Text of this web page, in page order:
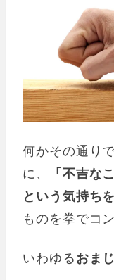
何かその通り
に、
「不吉な
という気持ち
ものを拳でコ
いわゆるおま